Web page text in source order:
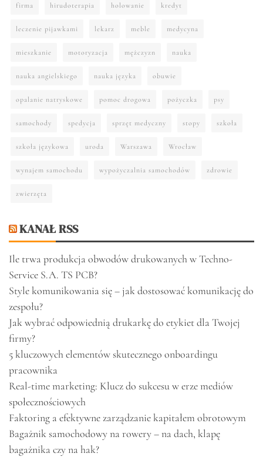
firma hirudoterapia holowanie kredyt
leczenie pijawkami lekarz meble medycyna
mieszkanie motoryzacja mężczyzn nauka
nauka angielskiego nauka języka obuwie
opalanie natryskowe pomoc drogowa pożyczka psy
samochody spedycja sprzęt medyczny stopy szkoła
szkoła językowa uroda Warszawa Wrocław
wynajem samochodu wypożyczalnia samochodów zdrowie
zwierzęta
KANAŁ RSS
Ile trwa produkcja obwodów drukowanych w Techno-
Service S.A. TS PCB?
Style komunikowania się – jak dostosować komunikację do
zespołu?
Jak wybrać odpowiednią drukarkę do etykiet dla Twojej
firmy?
5 kluczowych elementów skutecznego onboardingu
pracownika
Real-time marketing: Klucz do sukcesu w erze mediów
społecznościowych
Faktoring a efektywne zarządzanie kapitałem obrotowym
Bagażnik samochodowy na rowery – na dach, klapę
bagażnika czy na hak?